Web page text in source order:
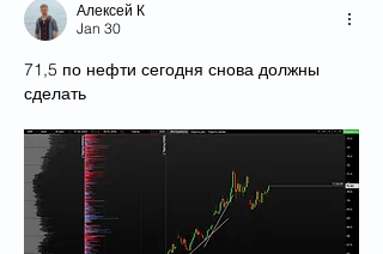
Алексей К
Jan 30
71,5 по нефти сегодня снова должны
сделать